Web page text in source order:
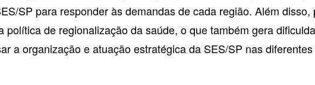
SP para responder às demandas de cada região. Além
política de regionalização da saúde, o que também gera
a organização e atuação estratégica da SES/SP nas